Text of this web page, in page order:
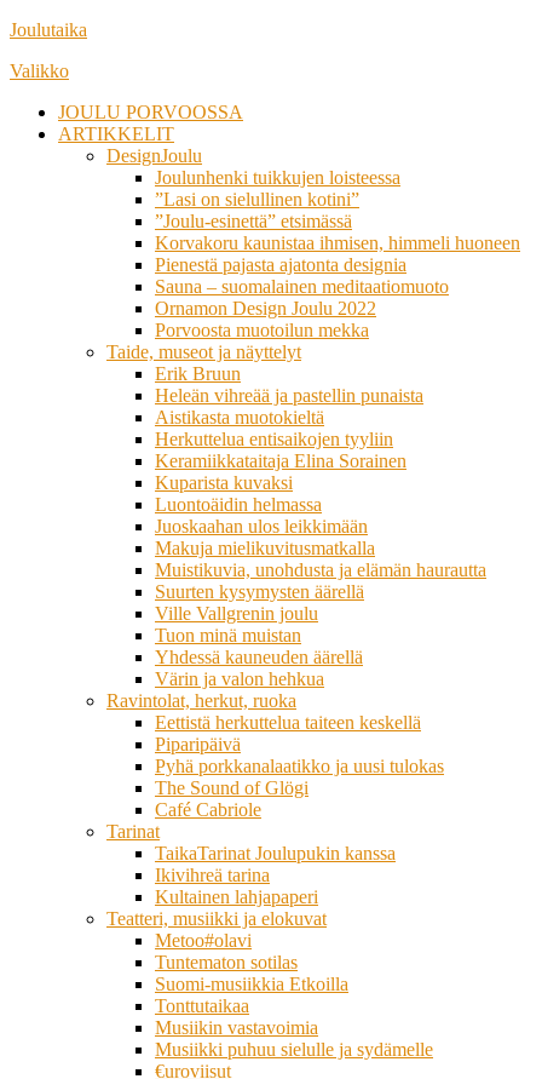
Siirry
sisältöön
Joulutaika
Valikko
JOULU PORVOOSSA
ARTIKKELIT
DesignJoulu
Joulunhenki tuikkujen loisteessa
”Lasi on sielullinen kotini”
”Joulu-esinettä” etsimässä
Korvakoru kaunistaa ihmisen, himmeli huoneen
Pienestä pajasta ajatonta designia
Sauna – suomalainen meditaatiomuoto
Ornamon Design Joulu 2022
Porvoosta muotoilun mekka
Taide, museot ja näyttelyt
Erik Bruun
Heleän vihreää ja pastellin punaista
Aistikasta muotokieltä
Herkuttelua entisaikojen tyyliin
Keramiikkataitaja Elina Sorainen
Kuparista kuvaksi
Luontoäidin helmassa
Juoskaahan ulos leikkimään
Makuja mielikuvitusmatkalla
Muistikuvia, unohdusta ja elämän haurautta
Suurten kysymysten äärellä
Ville Vallgrenin joulu
Tuon minä muistan
Yhdessä kauneuden äärellä
Värin ja valon hehkua
Ravintolat, herkut, ruoka
Eettistä herkuttelua taiteen keskellä
Piparipäivä
Pyhä porkkanalaatikko ja uusi tulokas
The Sound of Glögi
Café Cabriole
Tarinat
TaikaTarinat Joulupukin kanssa
Ikivihreä tarina
Kultainen lahjapaperi
Teatteri, musiikki ja elokuvat
Metoo#olavi
Tuntematon sotilas
Suomi-musiikkia Etkoilla
Tonttutaikaa
Musiikin vastavoimia
Musiikki puhuu sielulle ja sydämelle
€uroviisut